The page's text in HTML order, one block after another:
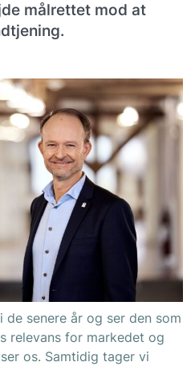
målrettet mod at
senere år og ser den som
for markedet og
os. Samtidig tager vi